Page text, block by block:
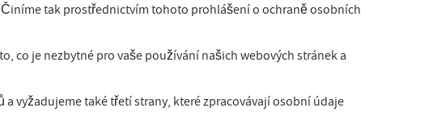
tak prostřednictvím tohoto prohlášení o ochraně osobních
co je nezbytné pro vaše používání našich webových stránek a
vyžadujeme také třetí strany, které zpracovávají osobní údaje